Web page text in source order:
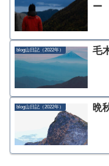
ー
blog山日記（2022年） 毛
blog山日記（2022年） 晩